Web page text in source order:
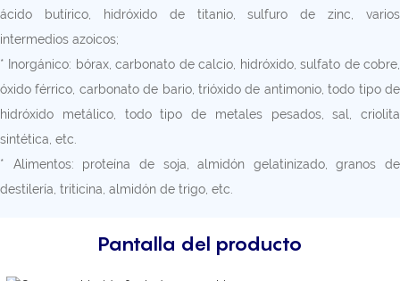
ácido butírico, hidróxido de titanio, sulfuro de zinc, varios
intermedios azoicos;
* Inorgánico: bórax, carbonato de calcio, hidróxido, sulfato de cobre,
óxido férrico, carbonato de bario, trióxido de antimonio, todo tipo de
hidróxido metálico, todo tipo de metales pesados, sal, criolita
sintética, etc.
* Alimentos: proteína de soja, almidón gelatinizado, granos de
destilería, triticina, almidón de trigo, etc.
Pantalla del producto